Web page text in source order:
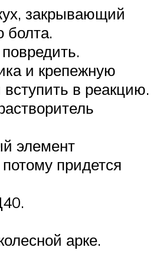
закрывающий
болта.
и крепежную
в реакцию.
элемент
придется
арке.